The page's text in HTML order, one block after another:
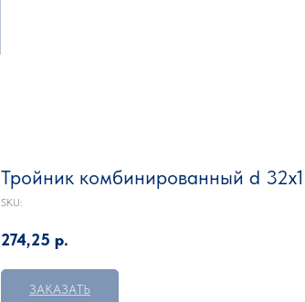
Тройник комбинированный d
SKU:
274,25 р.
ЗАКАЗАТЬ